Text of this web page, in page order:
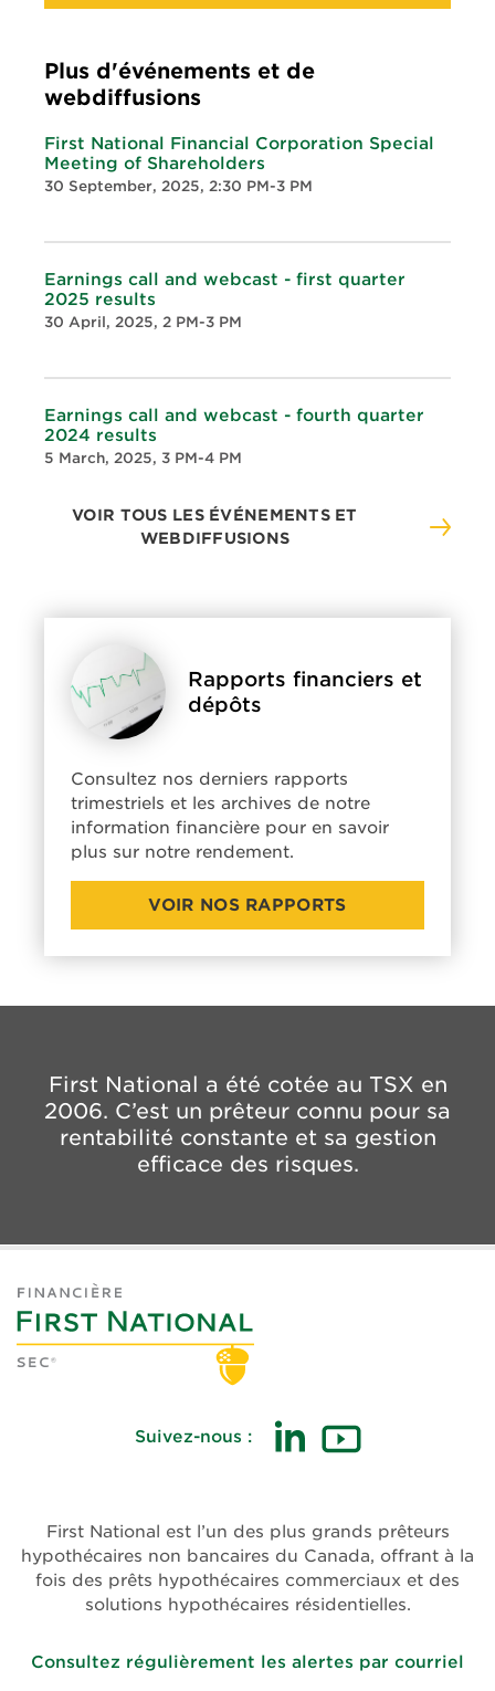
Plus d'événements et de
webdiffusions
First National Financial Corporation Special
Meeting of Shareholders
30 September, 2025, 2:30 PM-3 PM
Earnings call and webcast - first quarter
2025 results
30 April, 2025, 2 PM-3 PM
Earnings call and webcast - fourth quarter
2024 results
5 March, 2025, 3 PM-4 PM
VOIR TOUS LES ÉVÉNEMENTS ET
WEBDIFFUSIONS
Rapports financiers et
dépôts
Consultez nos derniers rapports
trimestriels et les archives de notre
information financière pour en savoir
plus sur notre rendement.
VOIR NOS RAPPORTS
First National a été cotée au TSX en
2006. C’est un prêteur connu pour sa
rentabilité constante et sa gestion
efficace des risques.
Suivez-nous :
First National est l’un des plus grands prêteurs
hypothécaires non bancaires du Canada, offrant à la
fois des prêts hypothécaires commerciaux et des
solutions hypothécaires résidentielles.
Consultez régulièrement les alertes par courriel